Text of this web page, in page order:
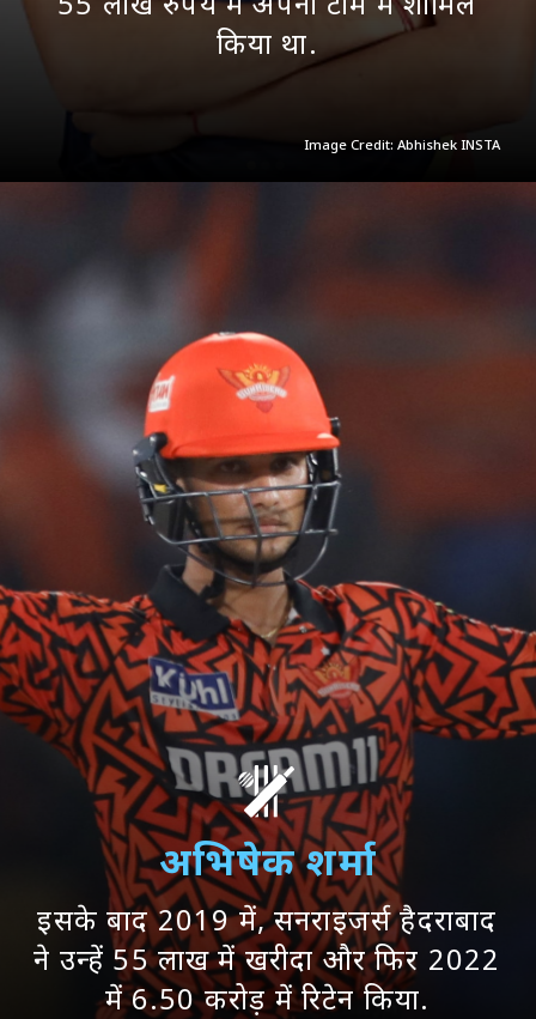
Image Credit: Abhishek INSTA
किया था.
अभिषेक शर्मा
इसके बाद 2019 में, सनराइजर्स हैदराबाद
ने उन्हें 55 लाख में खरीदा और फिर 2022
में 6.50 करोड़ में रिटेन किया.